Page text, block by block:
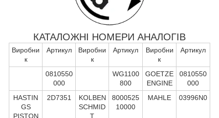
КАТАЛОЖНІ НОМЕРИ АНАЛОГІВ
Виробни
к
Артикул
Виробни
к
Артикул
Виробни
к
Артикул
0810550
000
WG1100
800
GOETZE
ENGINE
0810550
000
HASTIN
GS
PISTON
2D7351
KOLBEN
SCHMID
T
8000525
10000
MAHLE 03996N0